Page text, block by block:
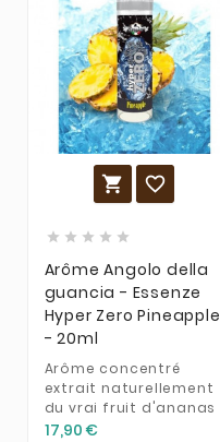
 
    
Arôme Angolo della
guancia - Essenze
Hyper Zero Pineapple
- 20ml
Arôme concentré
extrait naturellement
du vrai fruit d'ananas
17,90 €